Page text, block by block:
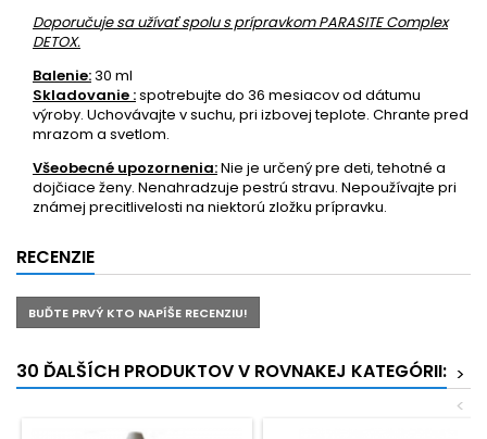
Doporučuje sa užívať spolu s prípravkom PARASITE Complex
DETOX.
Balenie:30 ml
Skladovanie :spotrebujte do 36 mesiacov od dátumu
výroby. Uchovávajte v suchu, pri izbovej teplote. Chrante pred
mrazom a svetlom.
Všeobecné upozornenia:Nie je určený pre deti, tehotné a
dojčiace ženy. Nenahradzuje pestrú stravu. Nepoužívajte pri
známej precitlivelosti na niektorú zložku prípravku.
RECENZIE
BUĎTE PRVÝ KTO NAPÍŠE RECENZIU!
30 ĎALŠÍCH PRODUKTOV V ROVNAKEJ KATEGÓRII: >
<